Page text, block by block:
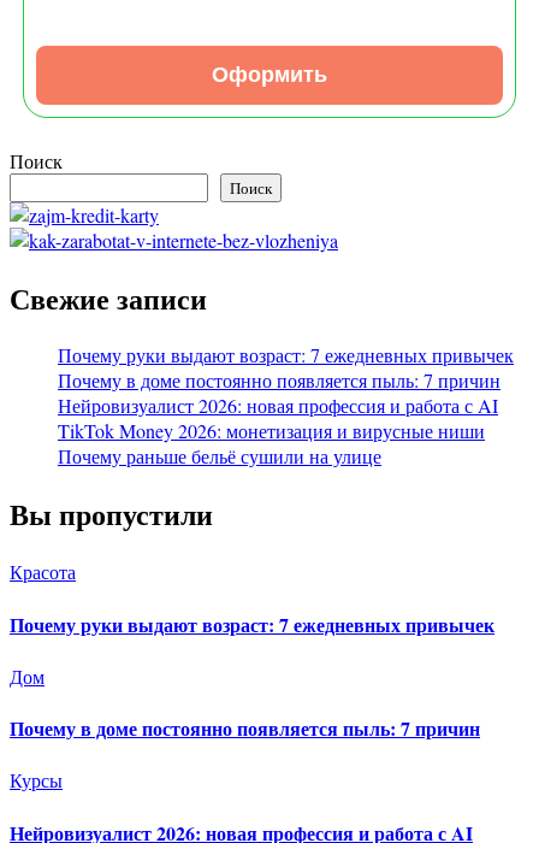
Оформить
Поиск
Поиск
Свежие записи
Почему руки выдают возраст: 7 ежедневных привычек
Почему в доме постоянно появляется пыль: 7 причин
Нейровизуалист 2026: новая профессия и работа с AI
TikTok Money 2026: монетизация и вирусные ниши
Почему раньше бельё сушили на улице
Вы пропустили
Красота
Почему руки выдают возраст: 7 ежедневных привычек
Дом
Почему в доме постоянно появляется пыль: 7 причин
Курсы
Нейровизуалист 2026: новая профессия и работа с AI